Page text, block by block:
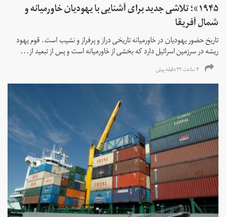
۱۹۴۵»؛ تلاشی جدید برای آشنایی با یهودیان خاورمیانه و
شمال آفریقا
تاریخ حضور یهودیان در خاورمیانه تاریخی دراز و پرفراز و نشیب است. قوم یهود
ریشه در سرزمین اسرائیل دارد که بخشی از خاورمیانه است و پس از تبعید از...
۴ ساعت ۲۳ دقیقه پیش